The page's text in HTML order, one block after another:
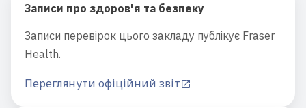
Записи про здоров'я та безпеку
Записи перевірок цього закладу публікує Fraser
Health.
Переглянути офіційний звіт